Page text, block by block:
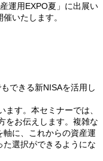
運用EXPO夏」に出展い
いたします。
できる新NISAを活用し
す。本セミナーでは、
をお伝えします。複雑な
に、これからの資産運
選択ができるようにな